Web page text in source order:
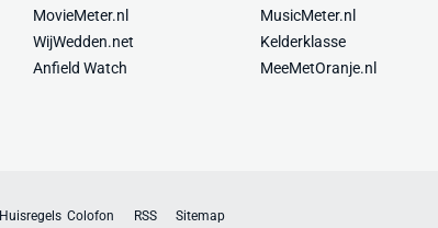
MovieMeter.nl
MusicMeter.nl
WijWedden.net
Kelderklasse
Anfield Watch
MeeMetOranje.nl
Huisregels Colofon RSS Sitemap